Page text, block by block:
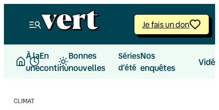
Je fais un don
À la
une
En
continu
Bonnes
nouvelles
Séries
d’été
Nos
enquêtes
CLIMAT